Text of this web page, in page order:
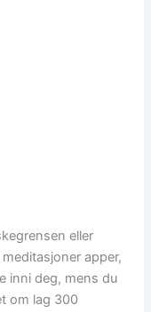
eller
apper,
inni deg, mens du
om lag 300